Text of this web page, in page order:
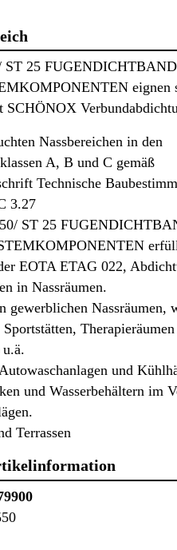
ST 25
eignen
Nassbereichen in den
A, B und C gemäß
Technische
3.27
ST 25
EOTA ETAG 022,
in Nassräumen.
gewerblichen Nassräumen,
und
und Wasserbehältern im
Terrassen